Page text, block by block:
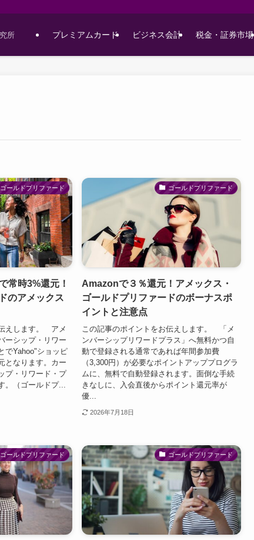
所 プレミアムカード ビジネス会計 税金・証券市場
ゴールドプリファード
常時3%還元！
のアメックス
えします。 アメ
ーシップ・リワー
でYahoo"ショッピ
となります。カー
プ・リワード・プ
。（ゴールドプ...
ゴールドプリファード
Amazonで３％還元！アメックス・
ゴールドプリファードのボーナスポ
イントと注意点
この記事のポイントをお伝えします。 「メ
ンバーシップリワードプラス」へ無料かつ自
動で登録される通常であれば年間参加費
（3,300円）が必要なポイントアッププログラ
ムに、無料で自動登録されます。面倒な手続
きなしに、入会直後からポイント還元率が
優...
2026年7月18日
ゴールドプリファード ゴールドプリファード